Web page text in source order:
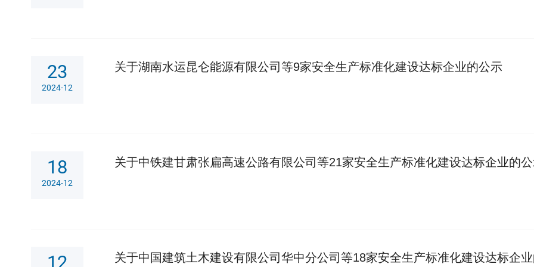
23
2024-12
关于湖南水运昆仑能源有限公司等9家安全生产标准化建设达标企业的公示
18
2024-12
关于中铁建甘肃张扁高速公路有限公司等21家安全生产标准化建设达标企业的
关于中国建筑土木建设有限公司华中分公司等18家安全生产标准化建设达标企